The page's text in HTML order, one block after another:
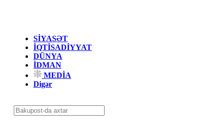
SİYASƏT
İQTİSADİYYAT
DÜNYA
İDMAN
MEDİA
Digər